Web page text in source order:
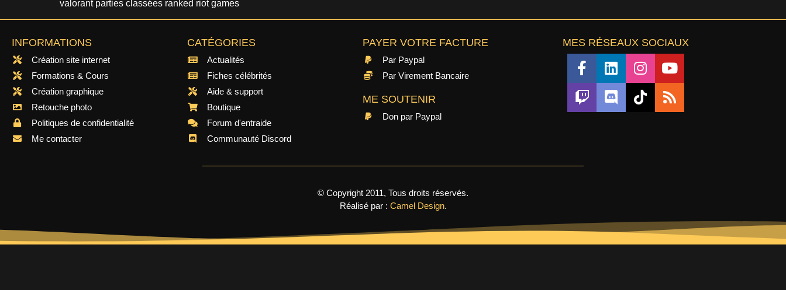
valorant parties classées ranked riot games
INFORMATIONS
Création site internet
Formations & Cours
Création graphique
Retouche photo
Politiques de confidentialité
Me contacter
CATÉGORIES
Actualités
Fiches célébrités
Aide & support
Boutique
Forum d'entraide
Communauté Discord
PAYER VOTRE FACTURE
Par Paypal
Par Virement Bancaire
ME SOUTENIR
Don par Paypal
MES RÉSEAUX SOCIAUX
© Copyright 2011, Tous droits réservés.
Réalisé par : Camel Design.